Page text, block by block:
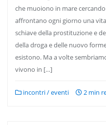
che muoiono in mare
affrontano ogni giorno una
schiave della prostituzione e
della droga e delle nuovo
esistono. Ma a volte
vivono in […]
incontri / eventi 2 min